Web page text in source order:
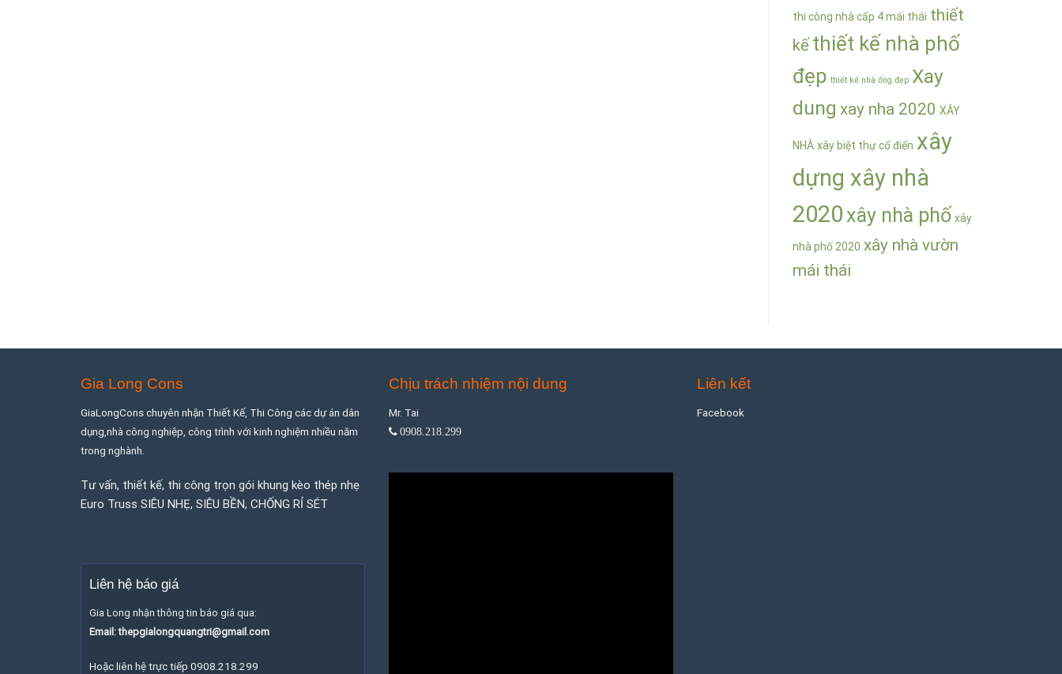
thi công nhà cấp 4 mái thái thiết
kế thiết kế nhà phố
đẹp thiết kế nhà ống đẹp Xay
dung xay nha 2020 XÂY
NHÀ xây biệt thự cổ điển xây
dựng xây nhà
2020xây nhà phố xây
nhà phố 2020 xây nhà vườn
mái thái
Gia Long Cons
GiaLongCons chuyên nhận Thiết Kế, Thi Công các dự án dân
dụng,nhà công nghiệp, công trình với kinh nghiệm nhiều năm
trong nghành.
Tư vấn, thiết kế, thi công trọn gói khung kèo thép nhẹ
Euro Truss SIÊU NHẸ, SIÊU BỀN, CHỐNG RỈ SÉT
Liên hệ báo giá
Gia Long nhận thông tin báo giá qua:
Email: thepgialongquangtri@gmail.com
Hoặc liên hệ trực tiếp 0908.218.299
Chịu trách nhiệm nội dung
Mr. Tai
0908.218.299
Liên kết
Facebook